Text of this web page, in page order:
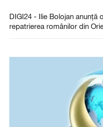
DIGI24 - Ilie Bolojan anunță
repatrierea românilor din